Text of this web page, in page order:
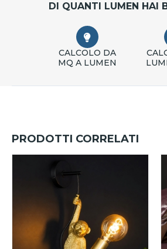
DI QUANTI LUMEN HAI
CALCOLO DA
MQ A LUMEN
PRODOTTI CORRELATI